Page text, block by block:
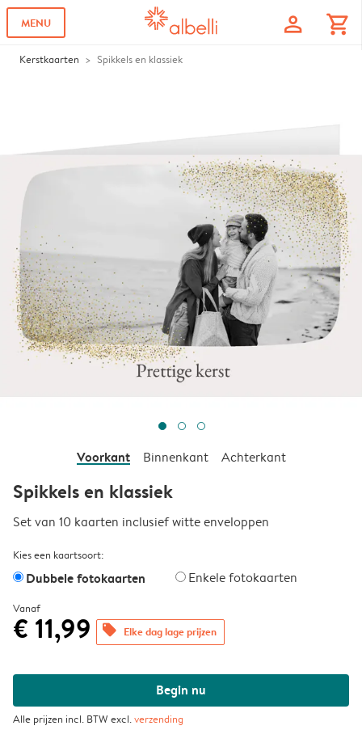
MENU profile shopping_cart
Kerstkaarten Spikkels en klassiek
Voorkant Binnenkant Achterkant
Spikkels en klassiek
Set van 10 kaarten inclusief witte enveloppen
Kies een kaartsoort:
Dubbele fotokaarten Enkele fotokaarten
Vanaf
€ 11,99 offers Elke dag lage prijzen
Begin nu
Alle prijzen incl. BTW excl.verzending